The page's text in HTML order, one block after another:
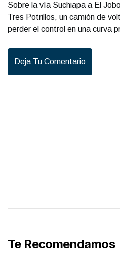
Sobre la vía Suchiapa a El
Tres Potrillos, un camión de
perder el control en una curva
Deja Tu Comentario
Te Recomendamos